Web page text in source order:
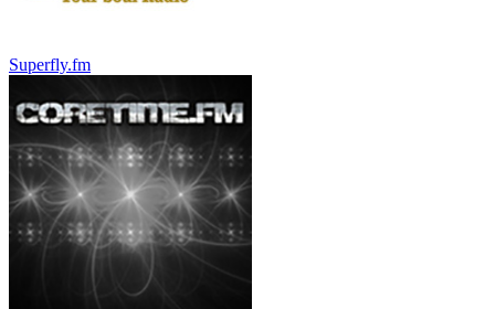
Superfly.fm